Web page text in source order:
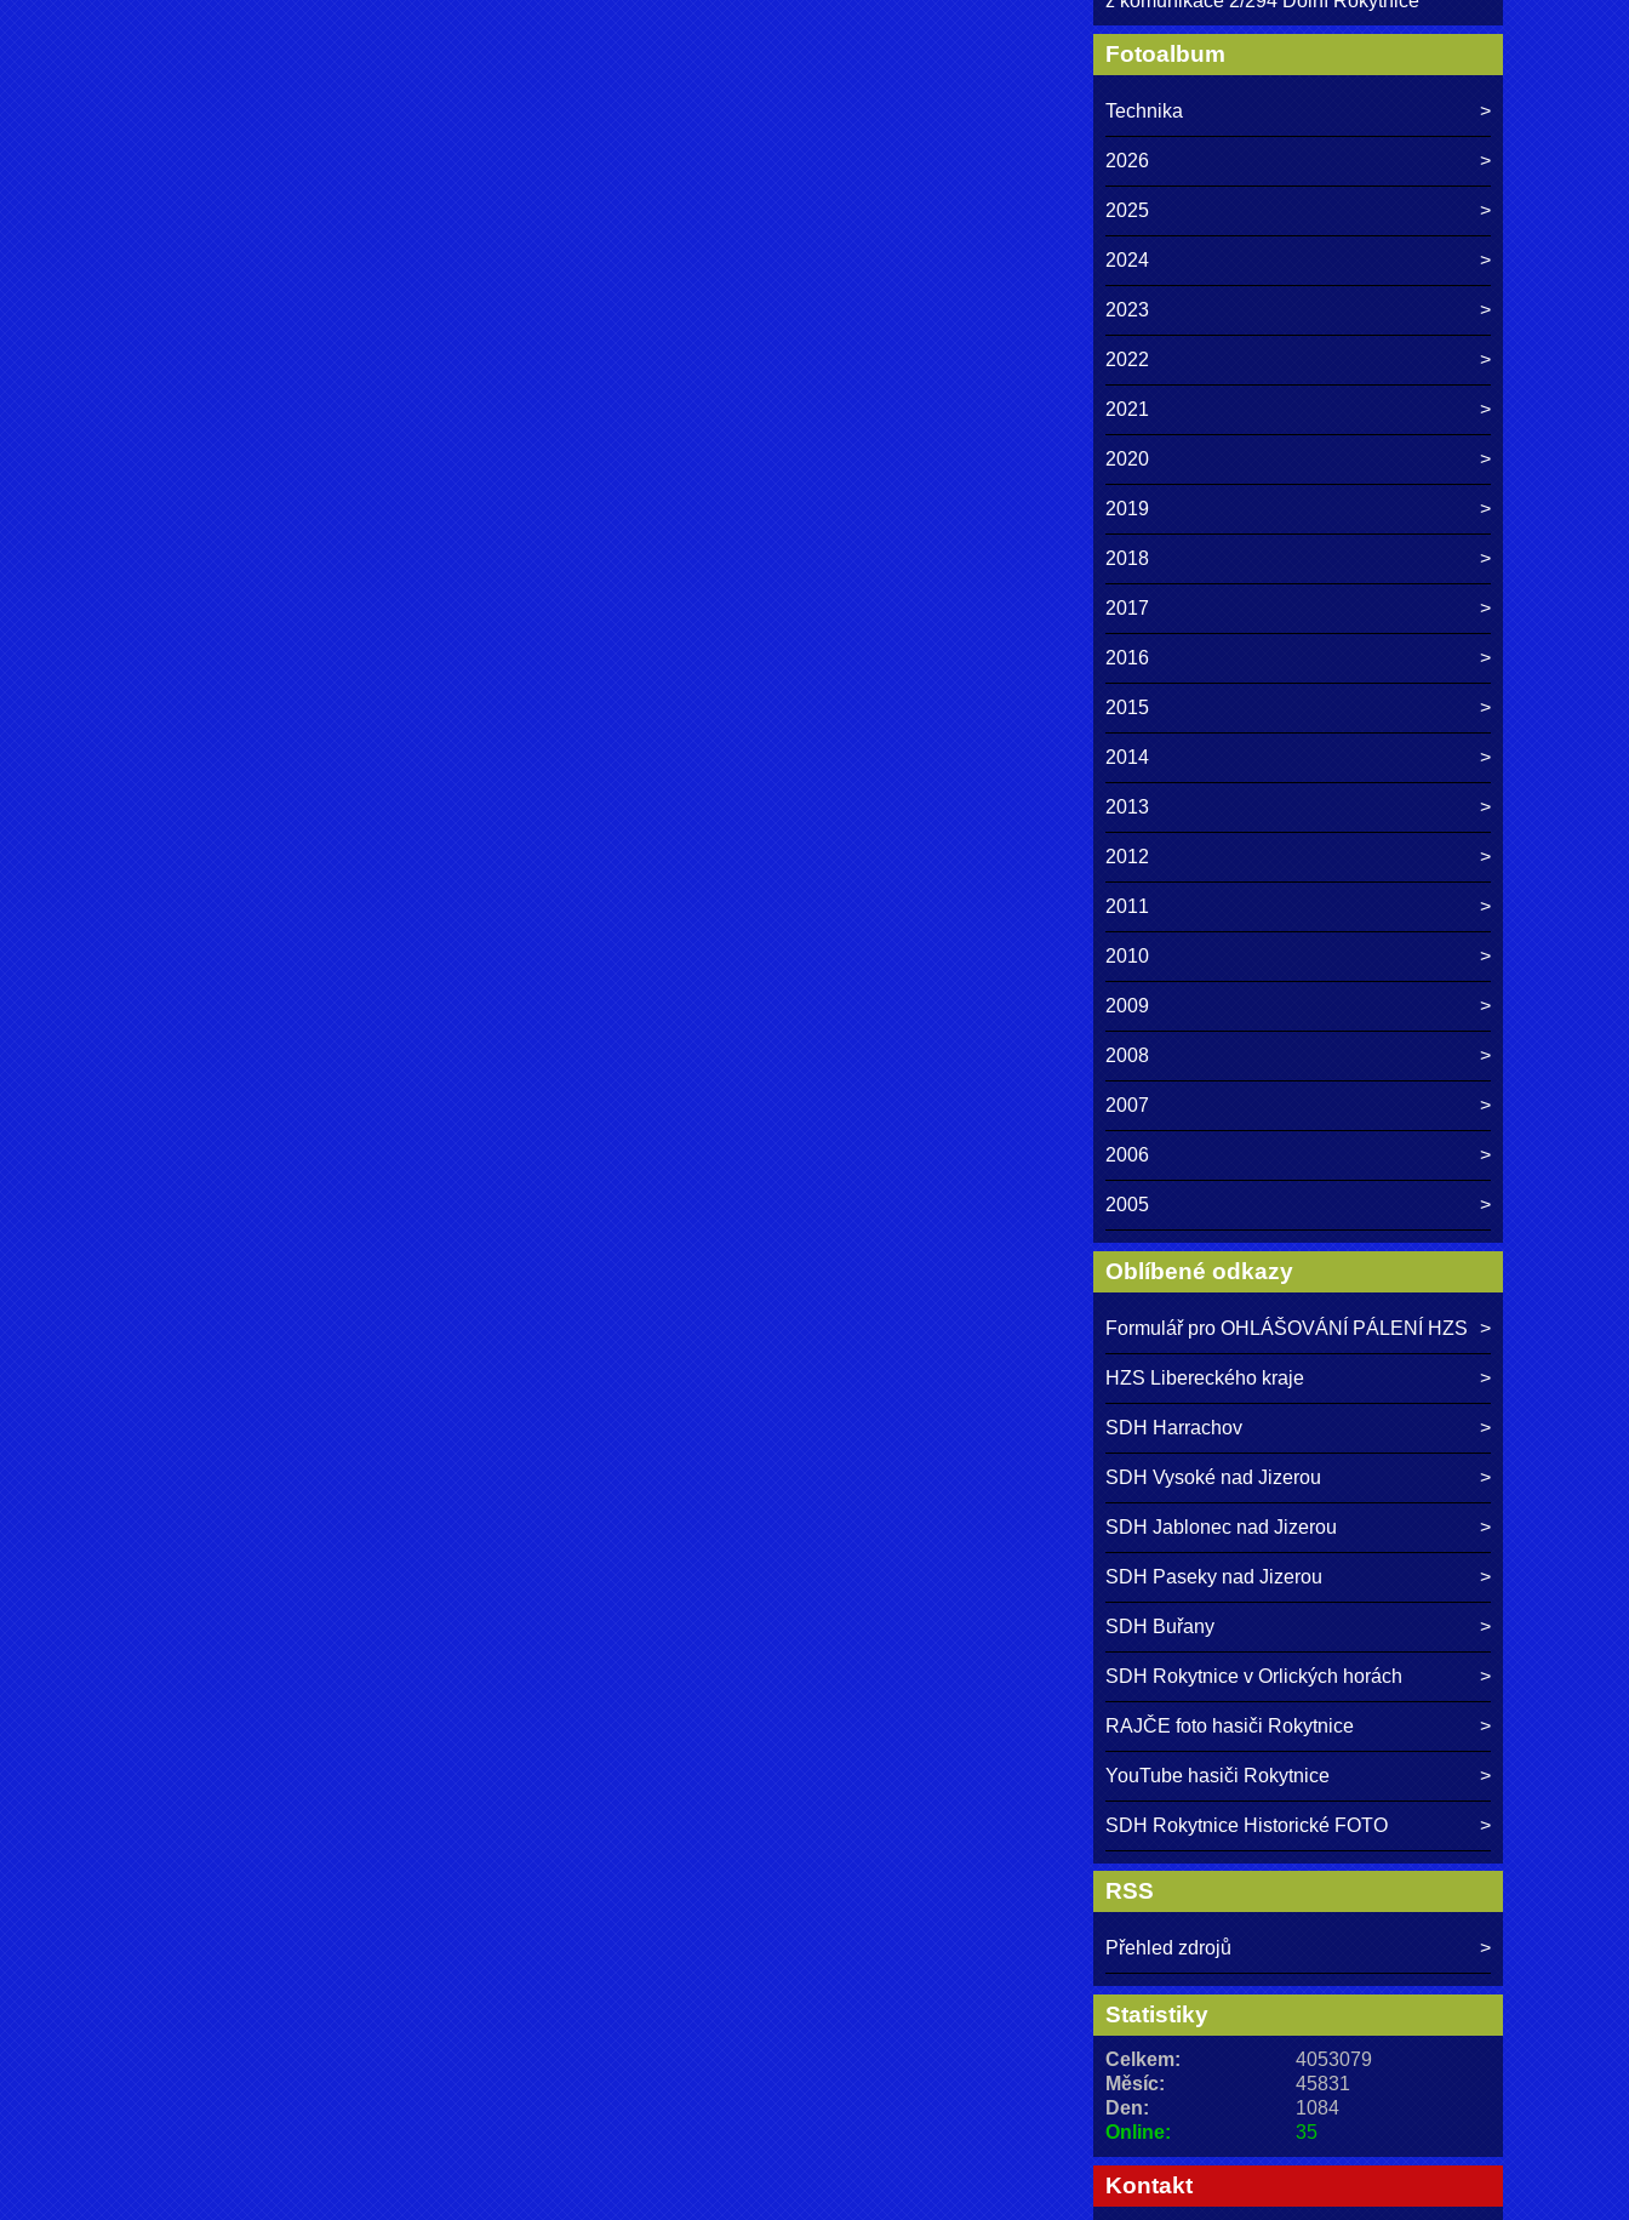
Fotoalbum
Technika
2026
2025
2024
2023
2022
2021
2020
2019
2018
2017
2016
2015
2014
2013
2012
2011
2010
2009
2008
2007
2006
2005
Oblíbené odkazy
Formulář pro OHLÁŠOVÁNÍ PÁLENÍ HZS
HZS Libereckého kraje
SDH Harrachov
SDH Vysoké nad Jizerou
SDH Jablonec nad Jizerou
SDH Paseky nad Jizerou
SDH Buřany
SDH Rokytnice v Orlických horách
RAJČE foto hasiči Rokytnice
YouTube hasiči Rokytnice
SDH Rokytnice Historické FOTO
RSS
Přehled zdrojů
Statistiky
Online: 35
Celkem:
4053079
Měsíc:
45831
Den:
1084
Kontakt